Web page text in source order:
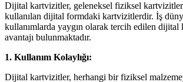
Dijital kartvizitler, geleneksel fiziksel
kullanılan dijital formdaki kartvizitlerdir. İş
kullanımlarda yaygın olarak tercih edilen
avantajı bulunmaktadır.
1. Kullanım Kolaylığı:
Dijital kartvizitler, herhangi bir fiziksel